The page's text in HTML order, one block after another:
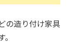
の造り付け家具